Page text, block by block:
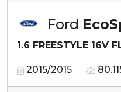
Ford
1.6 FREESTYLE 16V
2015/2015